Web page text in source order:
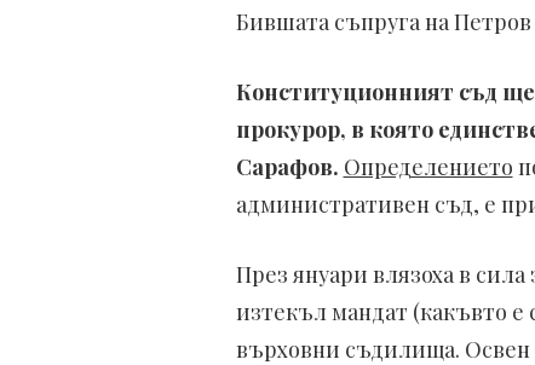
Бившата съпруга на
Конституционният съд ще
прокурор, в която
Сарафов. Определението
административен съд, е
През януари влязоха в
изтекъл мандат (какъвто е
върховни съдилища. Освен